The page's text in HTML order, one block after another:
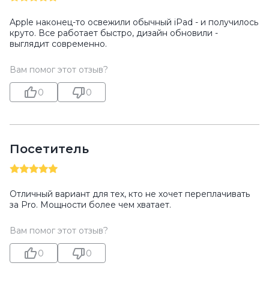
Apple наконец-то освежили обычный iPad - и получилось
круто. Все работает быстро, дизайн обновили -
выглядит современно.
Вам помог этот отзыв?
0 0
Посетитель
Отличный вариант для тех, кто не хочет переплачивать
за Pro. Мощности более чем хватает.
Вам помог этот отзыв?
0 0